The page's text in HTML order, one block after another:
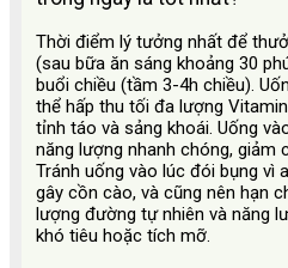
Thời điểm lý tưởng nhất để
(sau bữa ăn sáng khoảng 30
buổi chiều (tầm 3-4h chiều).
thể hấp thu tối đa lượng
tỉnh táo và sảng khoái. Uống
năng lượng nhanh chóng, giảm
Tránh uống vào lúc đói bụng vì
gây cồn cào, và cũng nên hạn
lượng đường tự nhiên và năng
khó tiêu hoặc tích mỡ.